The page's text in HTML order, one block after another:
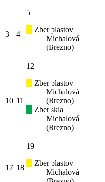
3 4
5
Zber plastov
Michalová
(Brezno)
10 11
12
Zber plastov
Michalová
(Brezno)
Zber skla
Michalová
(Brezno)
17 18
19
Zber plastov
Michalová